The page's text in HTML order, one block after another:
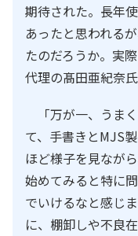
期待された。長年
あったと思われる
たのだろうか。実
代理の髙田亜紀奈
「万が一、うま
て、手書きとMJS
ほど様子を見なが
始めてみると特に
でいけるなと感じ
に、棚卸しや不良